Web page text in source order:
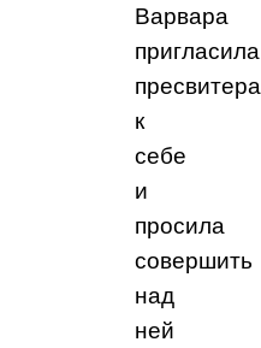
Варвара
пригласила
пресвитера
к
себе
и
просила
совершить
над
ней